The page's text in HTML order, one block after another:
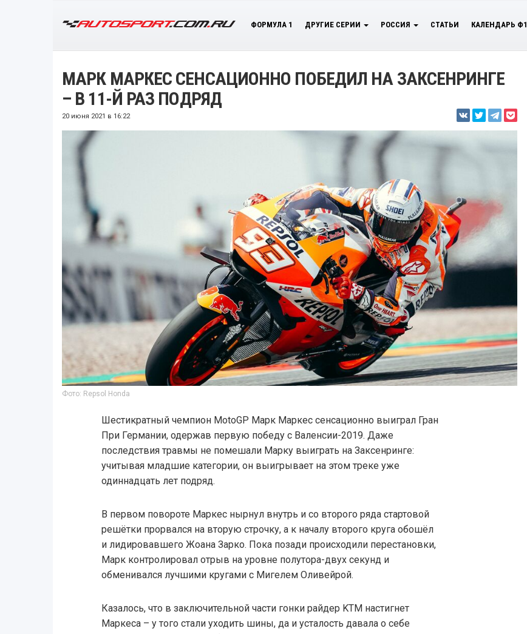
ФОРМУЛА 1 ДРУГИЕ СЕРИИ РОССИЯ СТАТЬИ КАЛЕНДАРЬ Ф1
МАРК МАРКЕС СЕНСАЦИОННО ПОБЕДИЛ НА ЗАКСЕНРИНГЕ
– В 11-Й РАЗ ПОДРЯД
20 июня 2021 в 16:22
Фото: Repsol Honda
Шестикратный чемпион MotoGP Марк Маркес сенсационно выиграл Гран
При Германии, одержав первую победу с Валенсии-2019. Даже
последствия травмы не помешали Марку выиграть на Заксенринге:
учитывая младшие категории, он выигрывает на этом треке уже
одиннадцать лет подряд.
В первом повороте Маркес нырнул внутрь и со второго ряда стартовой
решётки прорвался на вторую строчку, а к началу второго круга обошёл
и лидировавшего Жоана Зарко. Пока позади происходили перестановки,
Марк контролировал отрыв на уровне полутора-двух секунд и
обменивался лучшими кругами с Мигелем Оливейрой.
Казалось, что в заключительной части гонки райдер KTM настигнет
Маркеса – у того стали уходить шины, да и усталость давала о себе